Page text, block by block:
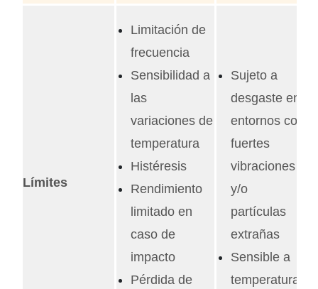
Límites
Limitación de
frecuencia
Sensibilidad a
las
variaciones de
temperatura
Histéresis
Rendimiento
limitado en
caso de
impacto
Pérdida de
Sujeto a
desgaste en
entornos con
fuertes
vibraciones
y/o
partículas
extrañas
Sensible a
temperaturas